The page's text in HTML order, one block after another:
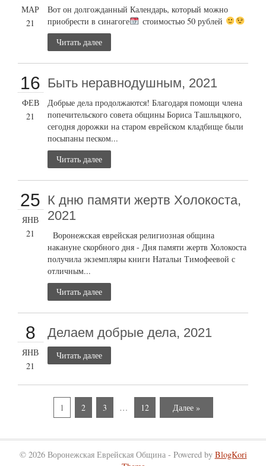
МАР
21
Вот он долгожданный Календарь, который можно
приобрести в синагоге
стоимостью 50 рублей
Читать далее
16
ФЕВ
21
Быть неравнодушным, 2021
Добрые дела продолжаются! Благодаря помощи члена
попечительского совета общины Бориса Ташлыцкого,
сегодня дорожки на старом еврейском кладбище были
посыпаны песком...
Читать далее
25
ЯНВ
21
К дню памяти жертв Холокоста,
2021
Воронежская еврейская религиозная община
накануне скорбного дня - Дня памяти жертв Холокоста
получила экземпляры книги Натальи Тимофеевой с
отличным...
Читать далее
8
ЯНВ
21
Делаем добрые дела, 2021
Читать далее
1 2 3 … 12 Далее »
© 2026 Воронежская Еврейская Община - Powered by BlogKori